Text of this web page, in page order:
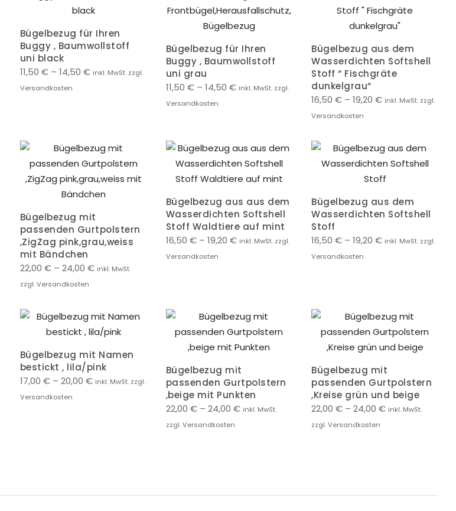
Bügelbezug für Ihren
Buggy , Baumwollstoff
uni black
11,50 €– 14,50 € inkl. MwSt. zzgl.
Versandkosten
Bügelbezug für Ihren
Buggy , Baumwollstoff
uni grau
11,50 €– 14,50 € inkl. MwSt. zzgl.
Versandkosten
Bügelbezug aus dem
Wasserdichten Softshell
Stoff “ Fischgräte
dunkelgrau“
16,50€ –19,20€ inkl. MwSt. zzgl.
Versandkosten
Bügelbezug mit
passenden Gurtpolstern
,ZigZag pink,grau,weiss
mit Bändchen
22,00 €– 24,00 € inkl. MwSt.
zzgl. Versandkosten
Bügelbezug aus aus dem
Wasserdichten Softshell
Stoff Waldtiere auf mint
16,50 €– 19,20 € inkl. MwSt. zzgl.
Versandkosten
Bügelbezug aus dem
Wasserdichten Softshell
Stoff
16,50€ –19,20€ inkl. MwSt. zzgl.
Versandkosten
Bügelbezug mit Namen
bestickt , lila/pink
17,00 €– 20,00 € inkl. MwSt. zzgl.
Versandkosten
Bügelbezug mit
passenden Gurtpolstern
,beige mit Punkten
22,00 €– 24,00 € inkl. MwSt.
zzgl. Versandkosten
Bügelbezug mit
passenden Gurtpolstern
,Kreise grün und beige
22,00€ –24,00€ inkl. MwSt.
zzgl. Versandkosten